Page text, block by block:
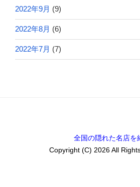
2022年9月 (9)
2022年8月 (6)
2022年7月 (7)
全国の隠れた名店を
Copyright (C) 2026 All